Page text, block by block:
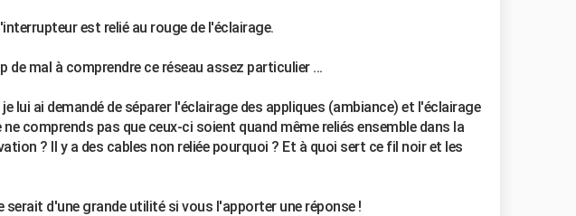
est relié au rouge de l'éclairage.
de mal à comprendre ce réseau assez particulier ...
lui ai demandé de séparer l'éclairage des appliques (ambiance) et l'éclairage
ne comprends pas que ceux-ci soient quand même reliés ensemble dans la
? Il y a des cables non reliée pourquoi ? Et à quoi sert ce fil noir et les
serait d'une grande utilité si vous l'apporter une réponse !